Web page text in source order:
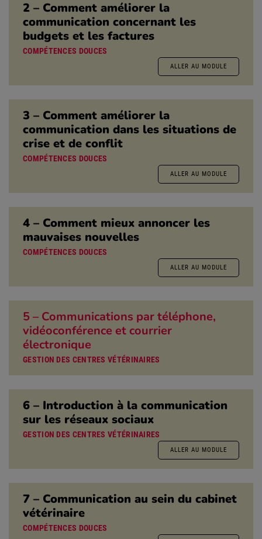
2 – Comment améliorer la
communication concernant les
budgets et les factures
COMPÉTENCES DOUCES
ALLER AU MODULE
3 – Comment améliorer la
communication dans les situations de
crise et de conflit
COMPÉTENCES DOUCES
ALLER AU MODULE
4 – Comment mieux annoncer les
mauvaises nouvelles
COMPÉTENCES DOUCES
ALLER AU MODULE
5 – Communications par téléphone,
vidéoconférence et courrier
électronique
GESTION DES CENTRES VÉTÉRINAIRES
6 – Introduction à la communication
sur les réseaux sociaux
GESTION DES CENTRES VÉTÉRINAIRES
ALLER AU MODULE
7 – Communication au sein du cabinet
vétérinaire
COMPÉTENCES DOUCES